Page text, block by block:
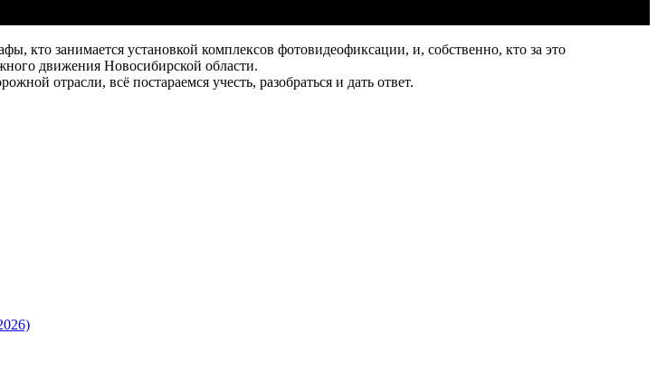
кто занимается установкой комплексов фотовидеофиксации, и, собственно, кто за это
движения Новосибирской области.
отрасли, всё постараемся учесть, разобраться и дать ответ.